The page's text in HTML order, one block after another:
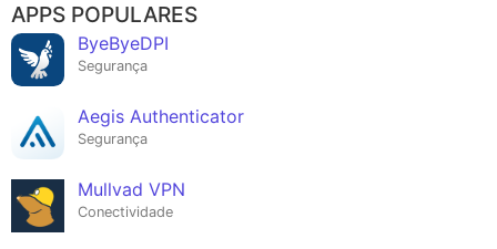
APPS POPULARES
ByeByeDPI
Segurança
Aegis Authenticator
Segurança
Mullvad VPN
Conectividade